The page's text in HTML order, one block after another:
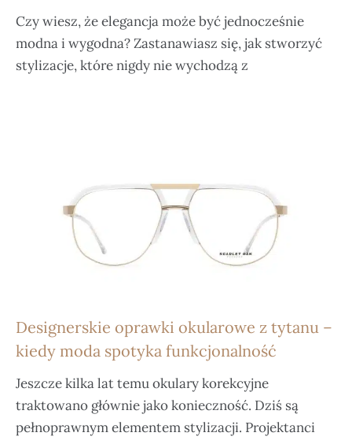
Czy wiesz, że elegancja może być jednocześnie
modna i wygodna? Zastanawiasz się, jak stworzyć
stylizacje, które nigdy nie wychodzą z
Designerskie oprawki okularowe z tytanu –
kiedy moda spotyka funkcjonalność
Jeszcze kilka lat temu okulary korekcyjne
traktowano głównie jako konieczność. Dziś są
pełnoprawnym elementem stylizacji. Projektanci